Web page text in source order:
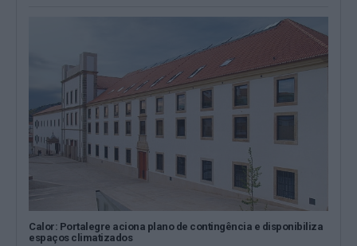
Calor: Portalegre aciona plano de contingência e disponibiliza
espaços climatizados